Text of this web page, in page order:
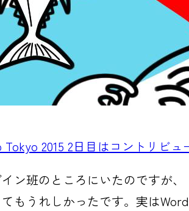
2015 2日目はコントリビュ
ン班のところにいたのですが
もうれしかったです。実は